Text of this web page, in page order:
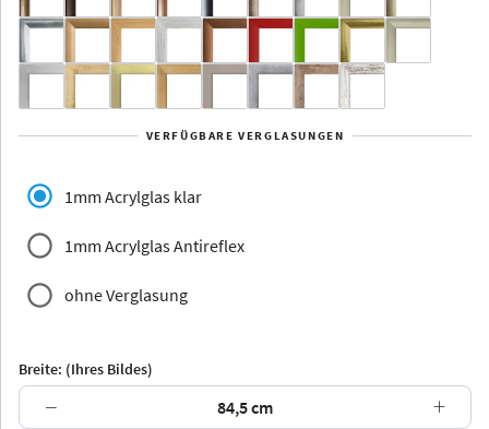
Yukon Alaska
Jersey Dauphine
VERFÜGBARE VERGLASUNGEN
1mm Acrylglas klar
1mm Acrylglas Antireflex
ohne Verglasung
Breite: (Ihres Bildes)
− +